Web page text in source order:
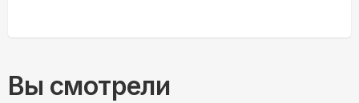
Вы смотрели